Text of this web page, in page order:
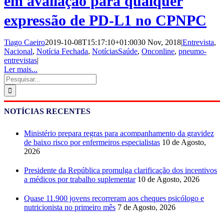
expressão de PD-L1 no CPNPC
Tiago Caeiro2019-10-08T15:17:10+01:0030 Nov, 2018|Entrevista,
Nacional, Notícia Fechada, NotíciasSaúde, Onconline, pneumo-
entrevistas|
Ler mais...
Pesquisar
NOTÍCIAS RECENTES
Ministério prepara regras para acompanhamento da gravidez
de baixo risco por enfermeiros especialistas 10 de Agosto,
2026
Presidente da República promulga clarificação dos incentivos
a médicos por trabalho suplementar 10 de Agosto, 2026
Quase 11.900 jovens recorreram aos cheques psicólogo e
nutricionista no primeiro mês 7 de Agosto, 2026